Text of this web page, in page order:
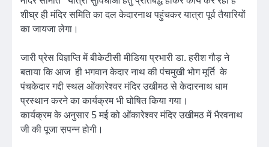
शीघ्र ही मंदिर समिति का दल केदारनाथ पहुंचकर यात्रा पूर्व तैयारियों
का जायजा लेगा।
जारी प्रेस विज्ञप्ति में बीकेटीसी मीडिया प्रभारी डा. हरीश गौड़ ने
बताया कि आज ही भगवान केदार नाथ की पंचमुखी भोग मूर्ति के
पंचकेदार गद्दी स्थल ओंकारेश्वर मंदिर उखीमठ से केदारनाथ धाम
प्रस्थान करने का कार्यक्रम भी घोषित किया गया।
कार्यक्रम के अनुसार 5 मई को ओंकारेश्वर मंदिर उखीमठ में भैरवनाथ
जी की पूजा स़पन्न होगी।